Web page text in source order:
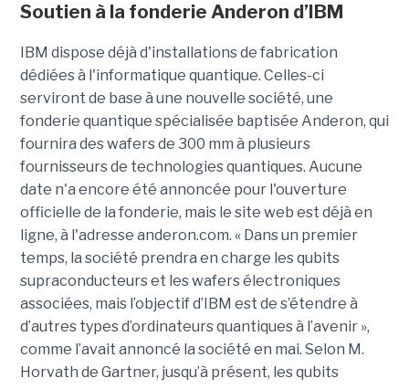
Soutien à la fonderie Anderon d’IBM
IBM dispose déjà d'installations de fabrication
dédiées à l'informatique quantique. Celles-ci
serviront de base à une nouvelle société, une
fonderie quantique spécialisée baptisée Anderon, qui
fournira des wafers de 300 mm à plusieurs
fournisseurs de technologies quantiques. Aucune
date n'a encore été annoncée pour l'ouverture
officielle de la fonderie, mais le site web est déjà en
ligne, à l'adresse anderon.com. « Dans un premier
temps, la société prendra en charge les qubits
supraconducteurs et les wafers électroniques
associées, mais l’objectif d’IBM est de s’étendre à
d’autres types d’ordinateurs quantiques à l’avenir »,
comme l’avait annoncé la société en mai. Selon M.
Horvath de Gartner, jusqu’à présent, les qubits